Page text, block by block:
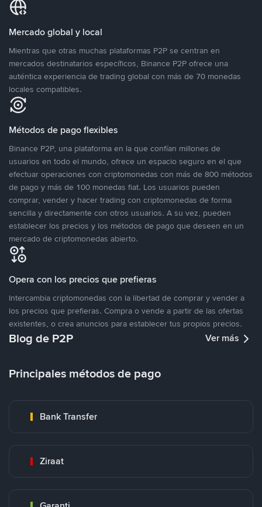
Mercado global y local
Mientras que otras muchas plataformas P2P se centran en
mercados destinatarios específicos, Binance P2P ofrece una
auténtica experiencia de trading global con más de 70 monedas
locales compatibles.
Métodos de pago flexibles
Binance P2P, una plataforma en la que confían millones de
usuarios en todo el mundo, ofrece un espacio seguro en el que
efectuar operaciones con criptomonedas con más de 800 métodos
de pago y más de 100 monedas fiat. Los usuarios pueden
comprar, vender y hacer trading con criptomonedas de forma
sencilla y directamente con otros usuarios. A su vez, pueden
establecer los precios y los métodos de pago que deseen en un
mercado de criptomonedas abierto.
Opera con los precios que prefieras
Intercambia criptomonedas con la libertad de comprar y vender a
los precios que prefieras. Compra o vende a partir de las ofertas
existentes, o crea anuncios para establecer tus propios precios.
Blog de P2P Ver más
Principales métodos de pago
Bank Transfer
Ziraat